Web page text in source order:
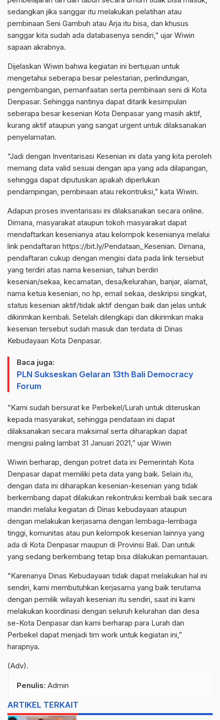
sedangkan jika sanggar itu melakukan pelatihan atau
pembinaan Seni Gambuh atau Arja itu bisa, dan khusus
sanggar kita sudah ada databasenya sendiri,” ujar Wiwin
sapaan akrabnya.
Dijelaskan Wiwin bahwa kegiatan ini bertujuan untuk
mengetahui seberapa besar pelestarian, perlindungan,
pengembangan, pemanfaatan serta pembinaan seni di Kota
Denpasar. Sehingga nantinya dapat ditarik kesimpulan
seberapa besar kesenian Kota Denpasar yang masih aktif,
kurang aktif ataupun yang sangat urgent untuk dilaksanakan
penyelamatan.
“Jadi dengan Inventarisasi Kesenian ini data yang kita peroleh
memang data valid sesuai dengan apa yang ada dilapangan,
sehingga dapat diputuskan apakah diperlukan
pendampingan, pembinaan atau rekontruksi,” kata Wiwin.
Adapun proses inventarisasi ini dilaksanakan secara online.
Dimana, masyarakat ataupun tokoh masyarakat dapat
mendaftarkan kesenianya atau kelompok kesenianya melalui
link pendaftaran https://bit.ly/Pendataan_Kesenian. Dimana,
pendaftaran cukup dengan mengisi data pada link tersebut
yang terdiri atas nama kesenian, tahun berdiri
kesenian/sekaa, kecamatan, desa/kelurahan, banjar, alamat,
nama ketua kesenian, no hp, email sekaa, deskripsi singkat,
status kesenian aktif/tidak aktif dengan baik dan jelas untuk
dikirimkan kembali. Setelah dilengkapi dan dikirimkan maka
kesenian tersebut sudah masuk dan terdata di Dinas
Kebudayaan Kota Denpasar.
Baca juga:
PLN Sukseskan Gelaran 13th Bali Democracy
Forum
“Kami sudah bersurat ke Perbekel/Lurah untuk diteruskan
kepada masyarakat, sehingga pendataan ini dapat
dilaksanakan secara maksimal serta diharapkan dapat
mengisi paling lambat 31 Januari 2021,” ujar Wiwin
Wiwin berharap, dengan potret data ini Pemerintah Kota
Denpasar dapat memiliki peta data yang baik. Selain itu,
dengan data ini diharapkan kesenian-kesenian yang tidak
berkembang dapat dilakukan rekontruksi kembali baik secara
mandiri melalui kegiatan di Dinas kebudayaan ataupun
dengan melakukan kerjasama dengan lembaga-lembaga
tinggi, komunitas atau pun kelompok kesenian lainnya yang
ada di Kota Denpasar maupun di Provinsi Bali. Dan untuk
yang sedang berkembang tetap bisa dilakukan pemantauan.
“Karenanya Dinas Kebudayaan tidak dapat melakukan hal ini
sendiri, kami membutuhkan kerjasama yang baik terutama
dengan pemilik wilayah kesenian itu sendiri, saat ini kami
melakukan koordinasi dengan seluruh kelurahan dan desa
se-Kota Denpasar dan kami berharap para Lurah dan
Perbekel dapat menjadi tim work untuk kegiatan ini,”
harapnya.
(Adv).
Penulis: Admin
ARTIKEL TERKAIT